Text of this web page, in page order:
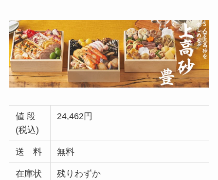
値 段
(税込)
24,462円
送 料 無料
在庫状
残りわずか